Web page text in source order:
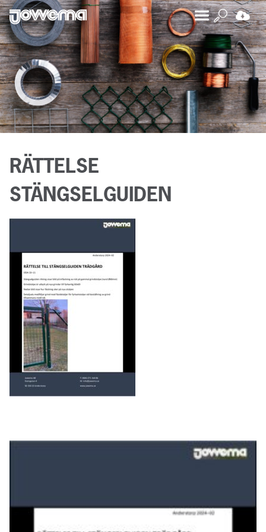
RÄTTELSE
STÄNGSELGUIDEN